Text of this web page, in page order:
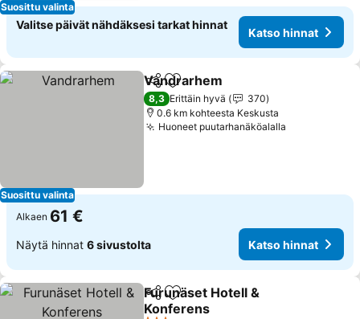
Suosittu valinta
Valitse päivät nähdäksesi tarkat hinnat
Katso hinnat
Suosittu valinta
Jaa Lisää suosikkeihin
Vandrarhem
8,3 Erittäin hyvä
370
0.6 km kohteesta Keskusta
Huoneet puutarhanäköalalla
Alkaen 61 €
Näytä hinnat 6 sivustolta Katso hinnat
Jaa Lisää suosikkeihin
Furunäset Hotell &
Konferens